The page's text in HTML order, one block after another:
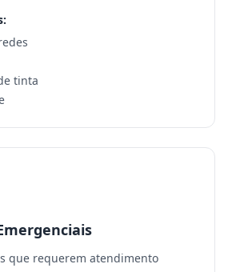
tinta
que requerem atendimento